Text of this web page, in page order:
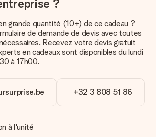
alors offrir le cadeau ainsi ou
options de livraison et frais
pas possible de choisir une date
cadeau.
livraison ? Quand est-ce que mon
est indiqué sur la page du produit choisi.
?
grande quantité (10+) de ce cadeau ?
de demande de devis avec toutes
Recevez votre devis gratuit
en cadeaux sont disponibles du lundi
à 17h00.
+32 3 808 51 86
à l'unité